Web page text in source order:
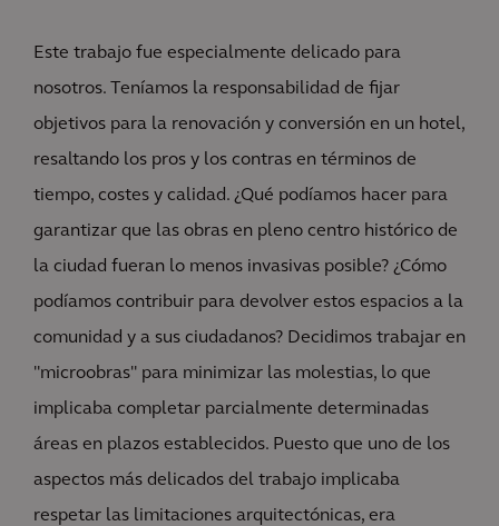
Este trabajo fue especialmente delicado para
nosotros. Teníamos la responsabilidad de fijar
objetivos para la renovación y conversión en un hotel,
resaltando los pros y los contras en términos de
tiempo, costes y calidad. ¿Qué podíamos hacer para
garantizar que las obras en pleno centro histórico de
la ciudad fueran lo menos invasivas posible? ¿Cómo
podíamos contribuir para devolver estos espacios a la
comunidad y a sus ciudadanos? Decidimos trabajar en
"microobras" para minimizar las molestias, lo que
implicaba completar parcialmente determinadas
áreas en plazos establecidos. Puesto que uno de los
aspectos más delicados del trabajo implicaba
respetar las limitaciones arquitectónicas, era